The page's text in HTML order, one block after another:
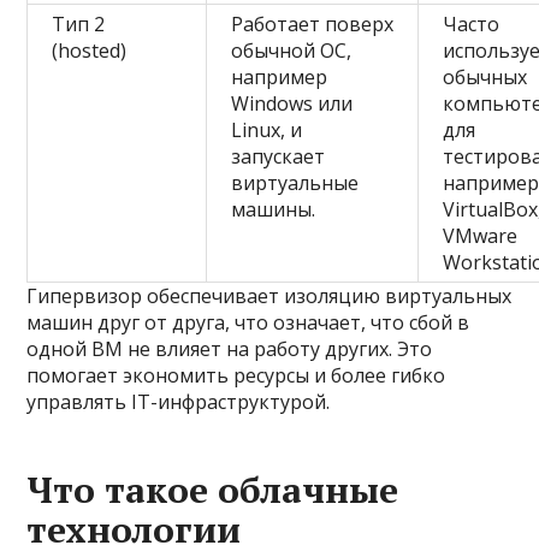
Тип 2
(hosted)
Работает поверх
обычной ОС,
например
Windows или
Linux, и
запускает
виртуальные
машины.
Часто
обычных
для
например
VMware
Гипервизор обеспечивает изоляцию виртуальных
машин друг от друга, что означает, что сбой в
одной ВМ не влияет на работу других. Это
помогает экономить ресурсы и более гибко
управлять IT-инфраструктурой.
Что такое облачные
технологии